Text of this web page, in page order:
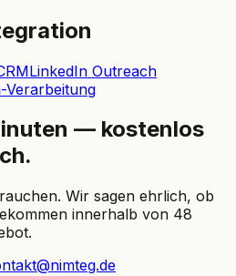
LinkedIn Outreach
Verarbeitung
— kostenlos
Wir sagen ehrlich, ob
innerhalb von 48